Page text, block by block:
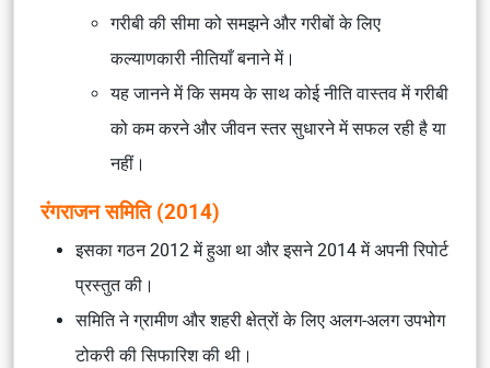
गरीबी की सीमा को समझने और गरीबों के लिए
कल्याणकारी नीतियाँ बनाने में।
यह जानने में कि समय के साथ कोई नीति वास्तव में गरीबी
को कम करने और जीवन स्तर सुधारने में सफल रही है या
नहीं।
रंगराजन समिति (2014)
इसका गठन 2012 में हुआ था और इसने 2014 में अपनी रिपोर्ट
प्रस्तुत की।
समिति ने ग्रामीण और शहरी क्षेत्रों के लिए अलग-अलग उपभोग
टोकरी की सिफारिश की थी।